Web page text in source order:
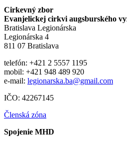
Cirkevný zbor
Evanjelickej cirkvi augsburského
Bratislava Legionárska
Legionárska 4
811 07 Bratislava
telefón: +421 2 5557 1195
mobil: +421 948 489 920
e-mail: legionarska.ba@gmail.com
IČO: 42267145
Členská zóna
Spojenie MHD